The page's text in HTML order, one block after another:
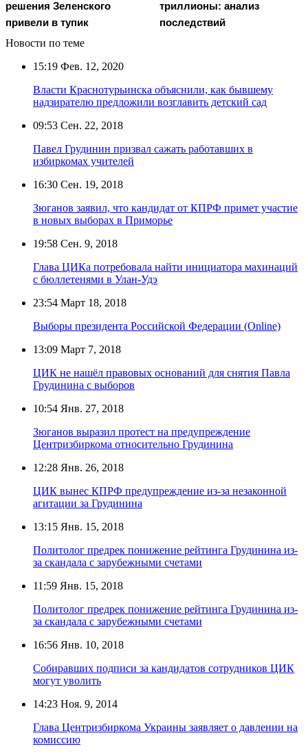
решения Зеленского
привели в тупик
триллионы: анализ
последствий
Новости по теме
15:19 Фев. 12, 2020
Власти Краснотурьинска объяснили, как бывшему
надзирателю предложили возглавить детский сад
09:53 Сен. 22, 2018
Павел Грудинин призвал сажать работавших в
избиркомах учителей
16:30 Сен. 19, 2018
Зюганов заявил, что кандидат от КПРФ примет участие
в новых выборах в Приморье
19:58 Сен. 9, 2018
Глава ЦИКа потребовала найти инициатора махинаций
с бюллетенями в Улан-Удэ
23:54 Март 18, 2018
Выборы президента Российской Федерации (Online)
13:09 Март 7, 2018
ЦИК не нашёл правовых оснований для снятия Павла
Грудинина с выборов
10:54 Янв. 27, 2018
Зюганов выразил протест на предупреждение
Центризбиркома относительно Грудинина
12:28 Янв. 26, 2018
ЦИК вынес КПРФ предупреждение из-за незаконной
агитации за Грудинина
13:15 Янв. 15, 2018
Политолог предрек понижение рейтинга Грудинина из-
за скандала с зарубежными счетами
11:59 Янв. 15, 2018
Политолог предрек понижение рейтинга Грудинина из-
за скандала с зарубежными счетами
16:56 Янв. 10, 2018
Собиравших подписи за кандидатов сотрудников ЦИК
могут уволить
14:23 Ноя. 9, 2014
Глава Центризбиркома Украины заявляет о давлении на
комиссию